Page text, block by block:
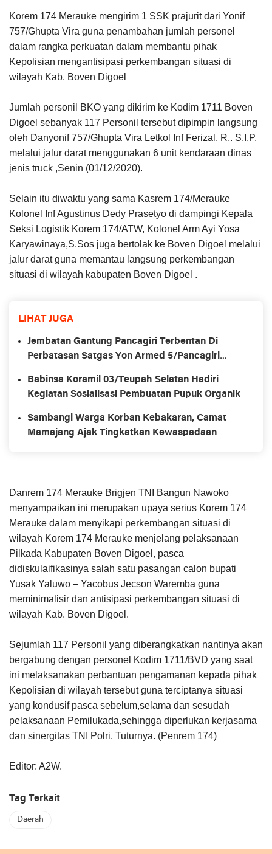
Korem 174 Merauke mengirim 1 SSK prajurit dari Yonif
757/Ghupta Vira guna penambahan jumlah personel
dalam rangka perkuatan dalam membantu pihak
Kepolisian mengantisipasi perkembangan situasi di
wilayah Kab. Boven Digoel
Jumlah personil BKO yang dikirim ke Kodim 1711 Boven
Digoel sebanyak 117 Personil tersebut dipimpin langsung
oleh Danyonif 757/Ghupta Vira Letkol Inf Ferizal. R,. S,I.P.
melalui jalur darat menggunakan 6 unit kendaraan dinas
jenis truck ,Senin (01/12/2020).
Selain itu diwaktu yang sama Kasrem 174/Merauke
Kolonel Inf Agustinus Dedy Prasetyo di dampingi Kepala
Seksi Logistik Korem 174/ATW, Kolonel Arm Ayi Yosa
Karyawinaya,S.Sos juga bertolak ke Boven Digoel melalui
jalur darat guna memantau langsung perkembangan
situasi di wilayah kabupaten Boven Digoel .
LIHAT JUGA
Jembatan Gantung Pancagiri Terbentan Di
Perbatasan Satgas Yon Armed 5/Pancagiri
Babinsa Koramil 03/Teupah Selatan Hadiri
Kegiatan Sosialisasi Pembuatan Pupuk Organik
Sambangi Warga Korban Kebakaran, Camat
Mamajang Ajak Tingkatkan Kewaspadaan
Danrem 174 Merauke Brigjen TNI Bangun Nawoko
menyampaikan ini merupakan upaya serius Korem 174
Merauke dalam menyikapi perkembangan situasi di
wilayah Korem 174 Merauke menjelang pelaksanaan
Pilkada Kabupaten Boven Digoel, pasca
didiskulaifikasinya salah satu pasangan calon bupati
Yusak Yaluwo – Yacobus Jecson Waremba guna
meminimalisir dan antisipasi perkembangan situasi di
wilayah Kab. Boven Digoel.
Sejumlah 117 Personil yang diberangkatkan nantinya akan
bergabung dengan personel Kodim 1711/BVD yang saat
ini melaksanakan perbantuan pengamanan kepada pihak
Kepolisian di wilayah tersebut guna terciptanya situasi
yang kondusif pasca sebelum,selama dan sesudah
pelaksanaan Pemilukada,sehingga diperlukan kerjasama
dan sinergitas TNI Polri. Tuturnya. (Penrem 174)
Editor: A2W.
Tag Terkait
Daerah